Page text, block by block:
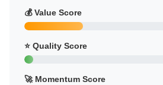
💰 Value Score
⭐ Quality Score
🚀 Momentum Score